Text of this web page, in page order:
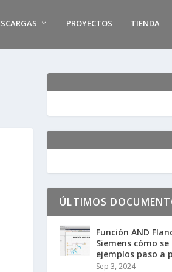
PROYECTOS TIENDA
ÚLTIMOS
Función AND
Siemens cómo se
ejemplos paso a
Sep 3, 2024